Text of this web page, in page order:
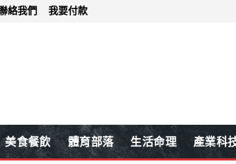
絡我們 我要付款
美食餐飲 體育部落 生活命理 產業科